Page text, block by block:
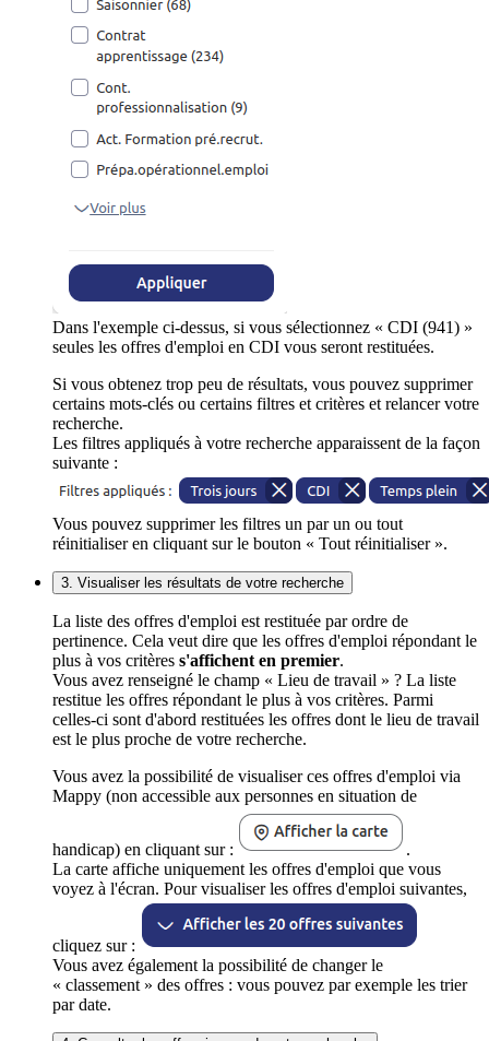
Dans l'exemple ci-dessus, si vous sélectionnez « CDI (941) »
seules les offres d'emploi en CDI vous seront restituées.
Si vous obtenez trop peu de résultats, vous pouvez supprimer
certains mots-clés ou certains filtres et critères et relancer votre
recherche.
Les filtres appliqués à votre recherche apparaissent de la façon
suivante :
Vous pouvez supprimer les filtres un par un ou tout
réinitialiser en cliquant sur le bouton « Tout réinitialiser ».
3. Visualiser les résultats de votre recherche
La liste des offres d'emploi est restituée par ordre de
pertinence. Cela veut dire que les offres d'emploi répondant le
plus à vos critères s'affichent en premier.
Vous avez renseigné le champ « Lieu de travail » ? La liste
restitue les offres répondant le plus à vos critères. Parmi
celles-ci sont d'abord restituées les offres dont le lieu de travail
est le plus proche de votre recherche.
Vous avez la possibilité de visualiser ces offres d'emploi via
Mappy (non accessible aux personnes en situation de
handicap) en cliquant sur :
.
La carte affiche uniquement les offres d'emploi que vous
voyez à l'écran. Pour visualiser les offres d'emploi suivantes,
cliquez sur :
Vous avez également la possibilité de changer le
« classement » des offres : vous pouvez par exemple les trier
par date.